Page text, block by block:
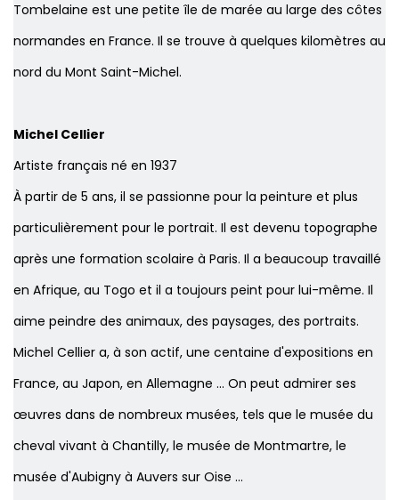
Tombelaine est une petite île de marée au large des côtes
normandes en France. Il se trouve à quelques kilomètres au
nord du Mont Saint-Michel.
Michel Cellier
Artiste français né en 1937
À partir de 5 ans, il se passionne pour la peinture et plus
particulièrement pour le portrait. Il est devenu topographe
après une formation scolaire à Paris. Il a beaucoup travaillé
en Afrique, au Togo et il a toujours peint pour lui-même. Il
aime peindre des animaux, des paysages, des portraits.
Michel Cellier a, à son actif, une centaine d'expositions en
France, au Japon, en Allemagne ... On peut admirer ses
œuvres dans de nombreux musées, tels que le musée du
cheval vivant à Chantilly, le musée de Montmartre, le
musée d'Aubigny à Auvers sur Oise ...